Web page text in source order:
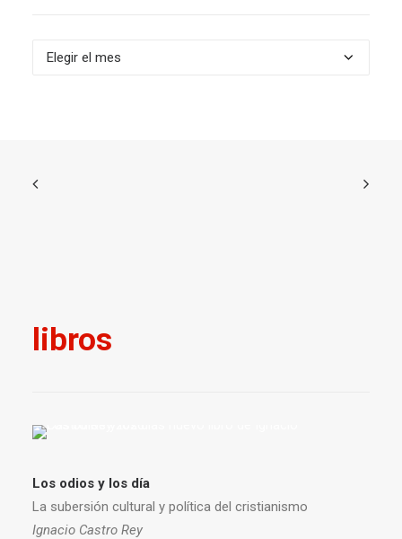
Archivos
libros
Los odios y los día
La subersión cultural y política del cristianismo
Ignacio Castro Rey